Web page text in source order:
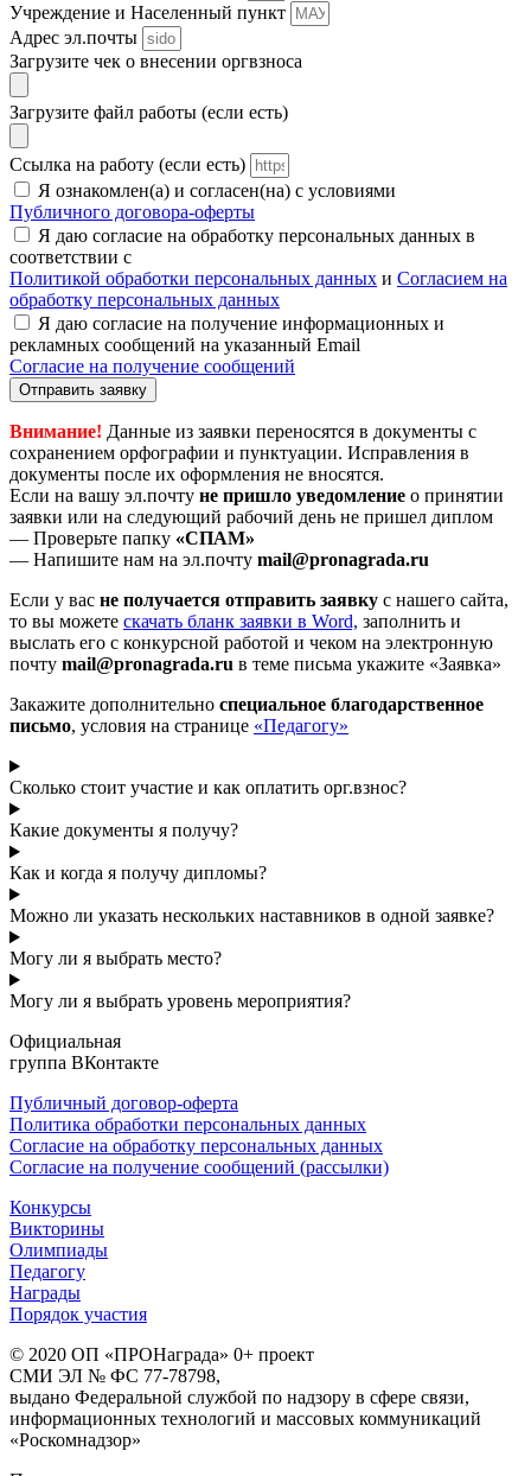
Учреждение и Населенный пункт
Адрес эл.почты
Загрузите чек о внесении оргвзноса
Загрузите файл работы (если есть)
Ссылка на работу (если есть)
Я ознакомлен(а) и согласен(на) с условиями
Публичного договора-оферты
Я даю согласие на обработку персональных данных в
соответствии с
Политикой обработки персональных данных и Согласием на
обработку персональных данных
Я даю согласие на получение информационных и
рекламных сообщений на указанный Email
Согласие на получение сообщений
Отправить заявку
Внимание! Данные из заявки переносятся в документы с
сохранением орфографии и пунктуации. Исправления в
документы после их оформления не вносятся.
Если на вашу эл.почту не пришло уведомление о принятии
заявки или на следующий рабочий день не пришел диплом
— Проверьте папку «СПАМ»
— Напишите нам на эл.почту mail@pronagrada.ru
Если у вас не получается отправить заявку с нашего сайта,
то вы можете cкачать бланк заявки в Word, заполнить и
выслать его с конкурсной работой и чеком на электронную
почту mail@pronagrada.ru в теме письма укажите «Заявка»
Закажите дополнительно специальное благодарственное
письмо, условия на странице «Педагогу»
Сколько стоит участие и как оплатить орг.взнос?
Какие документы я получу?
Как и когда я получу дипломы?
Можно ли указать нескольких наставников в одной заявке?
Могу ли я выбрать место?
Могу ли я выбрать уровень мероприятия?
Официальная
группа ВКонтакте
Публичный договор-оферта
Политика обработки персональных данных
Согласие на обработку персональных данных
Согласие на получение сообщений (рассылки)
Конкурсы
Викторины
Олимпиады
Педагогу
Награды
Порядок участия
© 2020 ОП «ПРОНаграда» 0+ проект
СМИ ЭЛ № ФС 77-78798,
выдано Федеральной службой по надзору в сфере связи,
информационных технологий и массовых коммуникаций
«Роскомнадзор»